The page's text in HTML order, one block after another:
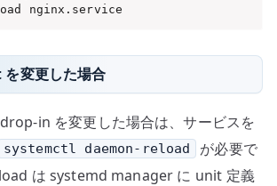
nginx.service
変更した場合
in を変更した場合は、サービスを
systemctl daemon-reload
が必要で
は systemd manager に unit 定義